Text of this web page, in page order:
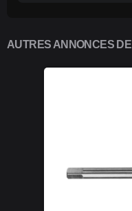
AUTRES ANNONCES